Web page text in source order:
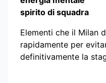
spirito di squadra
Elementi che il Milan
rapidamente per
definitivamente la